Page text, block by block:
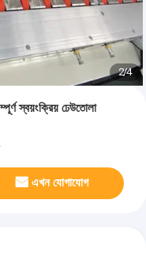
2/4
স্বয়ংক্রিয় ঢেউতোলা
এখন যোগাযোগ